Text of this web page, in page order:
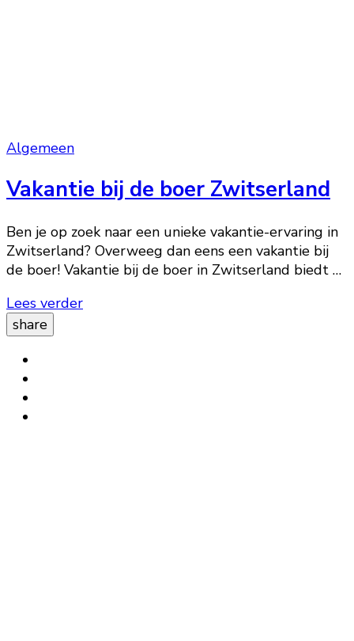
Algemeen
Vakantie bij de boer Zwitserland
Ben je op zoek naar een unieke vakantie-ervaring in
Zwitserland? Overweeg dan eens een vakantie bij
de boer! Vakantie bij de boer in Zwitserland biedt …
Lees verder
share